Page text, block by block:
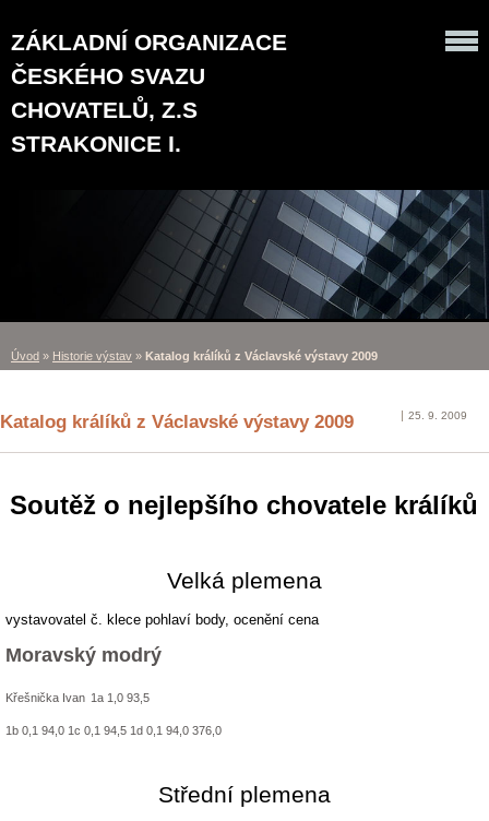
ZÁKLADNÍ ORGANIZACE
ČESKÉHO SVAZU
CHOVATELŮ, Z.S
STRAKONICE I.
Úvod » Historie výstav » Katalog králíků z Václavské výstavy 2009
Katalog králíků z Václavské výstavy 2009 25. 9. 2009
Soutěž o nejlepšího chovatele králíků
Velká plemena
vystavovatel č. klece pohlaví body, ocenění cena
Moravský modrý
Křešnička Ivan 1a 1,0 93,5
1b 0,1 94,0 1c 0,1 94,5 1d 0,1 94,0 376,0
Střední plemena